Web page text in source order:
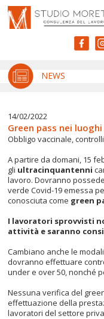
NEWS
14/02/2022
Green pass nei
Obbligo vaccinale,
A partire da domani, 15
gli ultracinquantenni
lavoro. Dovranno
verde Covid-19 emessa
conosciuta come green
I lavoratori sprovvisti
attività e saranno
Cambiano anche le
dovranno effettuare
under e over 50, nonché
Nessuna verifica del
effettuazione della
lavoratori del settore
Informativa sulla raccolta
Le tue preferenze